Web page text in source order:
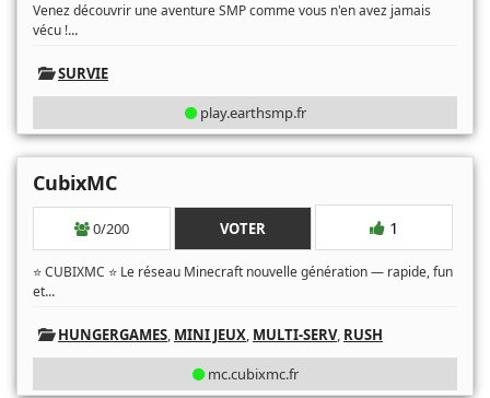
Venez découvrir une aventure SMP comme vous n'en avez jamais
vécu !...
SURVIE
play.earthsmp.fr
CubixMC
0/200 VOTER 1
⭐ CUBIXMC ⭐ Le réseau Minecraft nouvelle génération — rapide, fun
et...
HUNGERGAMES, MINI JEUX, MULTI-SERV, RUSH
mc.cubixmc.fr